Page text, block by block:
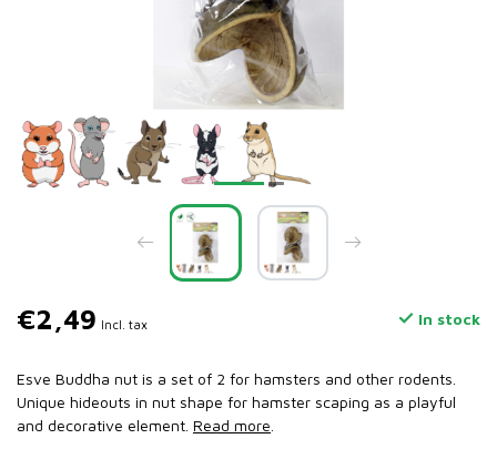
€2,49 Incl. tax In stock
Esve Buddha nut is a set of 2 for hamsters and other rodents.
Unique hideouts in nut shape for hamster scaping as a playful
and decorative element. Read more